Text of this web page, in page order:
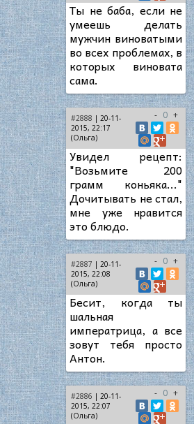
Ты не баба, если не
умеешь делать
мужчин виноватыми
во всех проблемах, в
которых виновата
сама.
#2888 | 20-11-
2015, 22:17
(Ольга)
- 0 +
Увидел рецепт:
"Возьмите 200
грамм коньяка..."
Дочитывать не стал,
мне уже нравится
это блюдо.
#2887 | 20-11-
2015, 22:08
(Ольга)
- 0 +
Бесит, когда ты
шальная
императрица, а все
зовут тебя просто
Антон.
#2886 | 20-11-
2015, 22:07
(Ольга)
- 0 +